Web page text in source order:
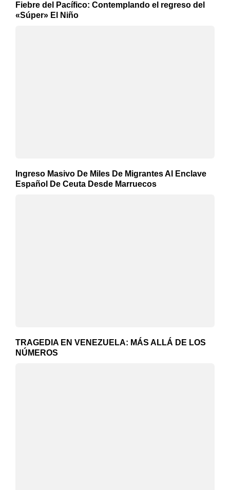
Fiebre del Pacífico: Contemplando el regreso del
«Súper» El Niño
Ingreso Masivo De Miles De Migrantes Al Enclave
Español De Ceuta Desde Marruecos
TRAGEDIA EN VENEZUELA: MÁS ALLÁ DE LOS
NÚMEROS